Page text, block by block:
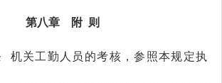
第八章 附 则
机关工勤人员 的考核，参照本规定执